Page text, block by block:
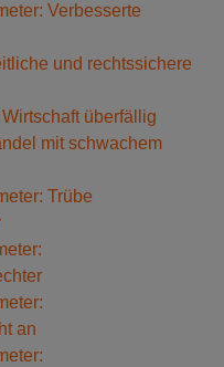
Verbesserte
und rechtssichere
überfällig
mit schwachem
Trübe
an